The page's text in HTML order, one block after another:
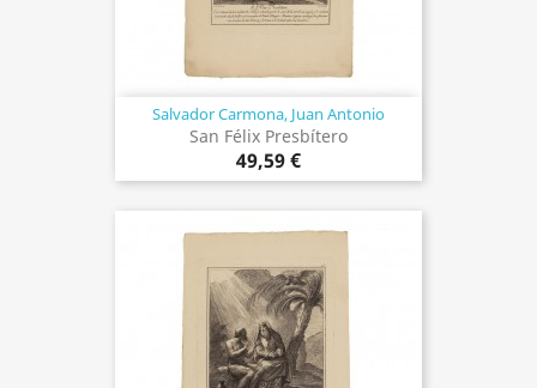
Salvador Carmona, Juan Antonio
San Félix Presbítero
49,59 €